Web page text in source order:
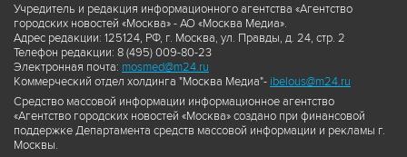
Учредитель и редакция информационного агентства «Агентство
городских новостей «Москва» - АО «Москва Медиа».
Адрес редакции: 125124, РФ, г. Москва, ул. Правды, д. 24, стр. 2
Телефон редакции: 8 (495) 009-80-23
Электронная почта: mosmed@m24.ru
Коммерческий отдел холдинга "Москва Медиа"- ibelous@m24.ru
Средство массовой информации информационное агентство
«Агентство городских новостей «Москва» создано при финансовой
поддержке Департамента средств массовой информации и рекламы г.
Москвы.